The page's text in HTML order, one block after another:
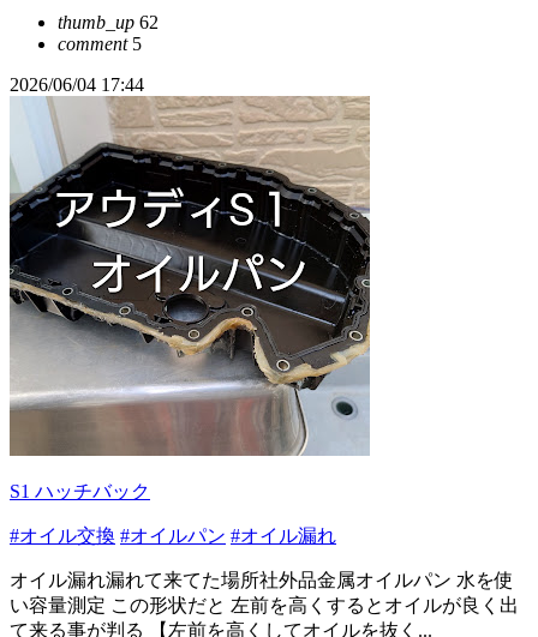
thumb_up 62
comment5
2026/06/04 17:44
S1 ハッチバック
#オイル交換 #オイルパン #オイル漏れ
オイル漏れ漏れて来てた場所社外品金属オイルパン 水を使
い容量測定 この形状だと 左前を高くするとオイルが良く出
て来る事が判る 【左前を高くしてオイルを抜く...